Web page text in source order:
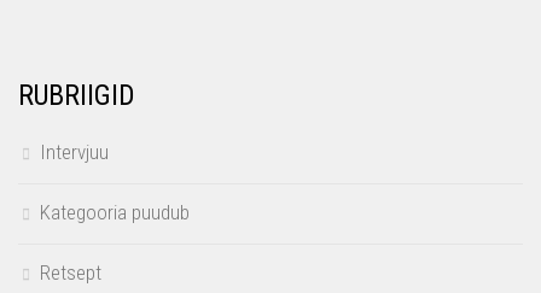
RUBRIIGID
Intervjuu
Kategooria puudub
Retsept